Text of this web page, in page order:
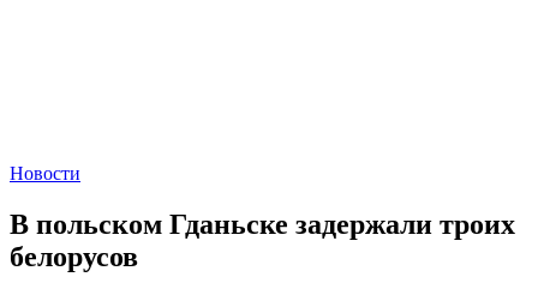
Новости
В польском Гданьске задержали троих
белорусов